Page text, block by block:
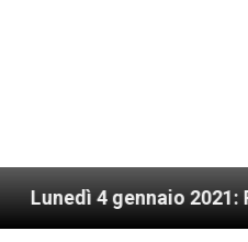
4 gennaio 2021: